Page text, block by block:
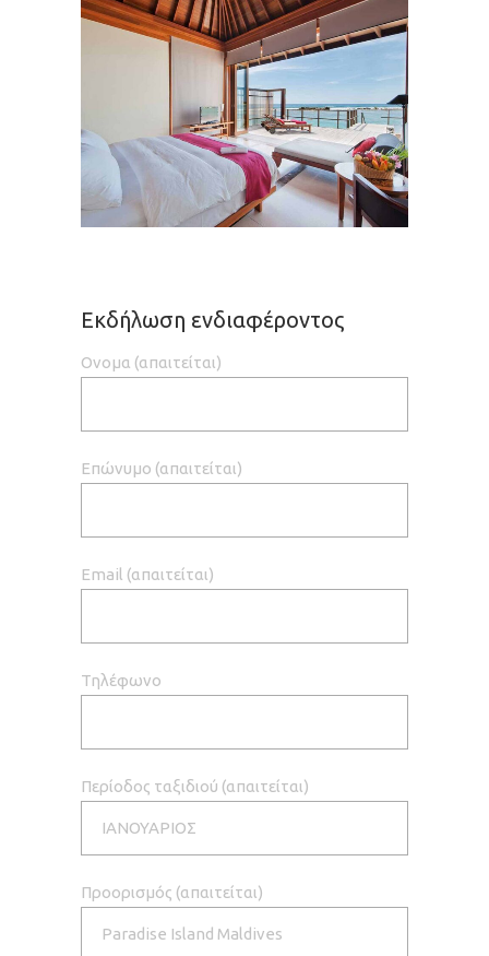
Εκδήλωση ενδιαφέροντος
Ονομα (απαιτείται)
Επώνυμο (απαιτείται)
Email (απαιτείται)
Τηλέφωνο
Περίοδος ταξιδιού (απαιτείται)
Προορισμός (απαιτείται)